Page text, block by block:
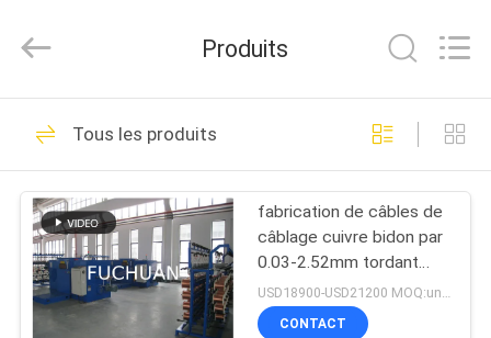
ACCUEIL
PRODUITS
VIDÉOS
Electrical
All
Reserved.
Câblage cuivre liant
la machine
124
Produits
Tous les produits
fabrication de câbles de
câblage cuivre bidon par
0.03-2.52mm tordant
liant la machine
USD18900-USD21200 MOQ:un ensemble
CONTACT